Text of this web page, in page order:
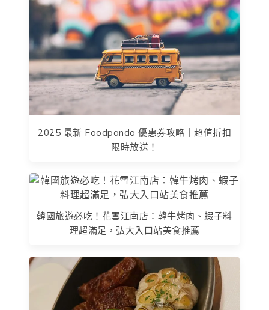
2025 最新 Foodpanda 優惠券攻略｜超值折扣
限時放送！
韓國旅遊必吃！花雪江南店：韓牛烤肉、蝦子料
理超滿足，弘大入口站美食推薦